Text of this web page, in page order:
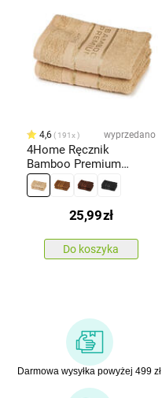
4,6 191x wyprzedano
4Home Ręcznik
Bamboo Premium
beżowy, 30 x 50 cm,
komplet 2 szt.
25,99zł
Do koszyka
Darmowa wysyłka powyżej 499 zł